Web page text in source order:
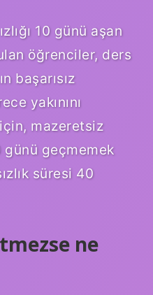
10 günü aşan
öğrenciler, ders
başarısız
yakınını
mazeretsiz
günü geçmemek
süresi 40
ne